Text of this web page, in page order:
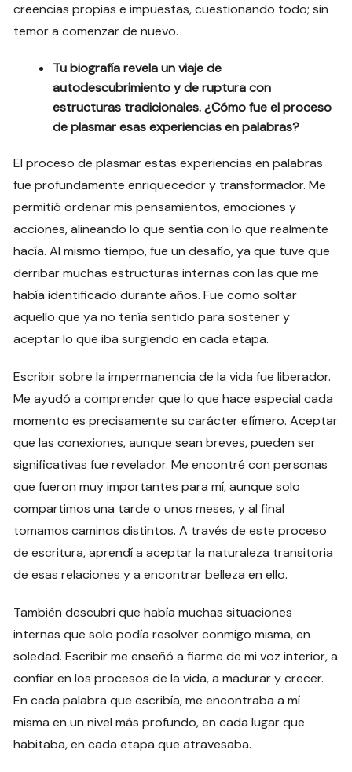
creencias propias e impuestas, cuestionando todo; sin
temor a comenzar de nuevo.
Tu biografía revela un viaje de
autodescubrimiento y de ruptura con
estructuras tradicionales. ¿Cómo fue el proceso
de plasmar esas experiencias en palabras?
El proceso de plasmar estas experiencias en palabras
fue profundamente enriquecedor y transformador. Me
permitió ordenar mis pensamientos, emociones y
acciones, alineando lo que sentía con lo que realmente
hacía. Al mismo tiempo, fue un desafío, ya que tuve que
derribar muchas estructuras internas con las que me
había identificado durante años. Fue como soltar
aquello que ya no tenía sentido para sostener y
aceptar lo que iba surgiendo en cada etapa.
Escribir sobre la impermanencia de la vida fue liberador.
Me ayudó a comprender que lo que hace especial cada
momento es precisamente su carácter efímero. Aceptar
que las conexiones, aunque sean breves, pueden ser
significativas fue revelador. Me encontré con personas
que fueron muy importantes para mí, aunque solo
compartimos una tarde o unos meses, y al final
tomamos caminos distintos. A través de este proceso
de escritura, aprendí a aceptar la naturaleza transitoria
de esas relaciones y a encontrar belleza en ello.
También descubrí que había muchas situaciones
internas que solo podía resolver conmigo misma, en
soledad. Escribir me enseñó a fiarme de mi voz interior, a
confiar en los procesos de la vida, a madurar y crecer.
En cada palabra que escribía, me encontraba a mí
misma en un nivel más profundo, en cada lugar que
habitaba, en cada etapa que atravesaba.